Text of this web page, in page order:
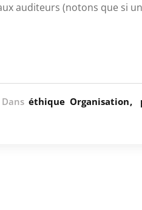
auditeurs (notons que si
Dans éthique Organisation